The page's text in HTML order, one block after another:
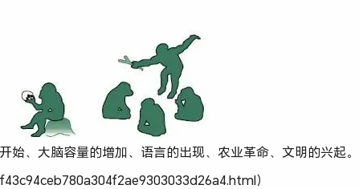
、大脑容量的增加、语言的出现、农业革命、文明的兴起。
）